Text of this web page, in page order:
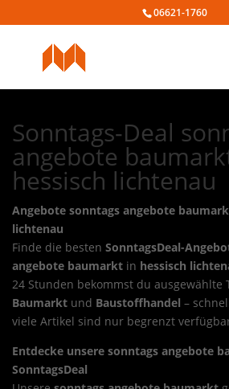
06621-1760
Sonntags-Deal
angebote
hessisch lichtenau
Angebote sonntags angebote
lichtenau
Finde die besten SonntagsDeal-
angebote baumarkt in hessisch
24 Stunden bekommst du ausgewählte
Baumarkt und Baustoffhandel –
viele Artikel sind nur begrenzt
Entdecke unsere sonntags angebote
SonntagsDeal